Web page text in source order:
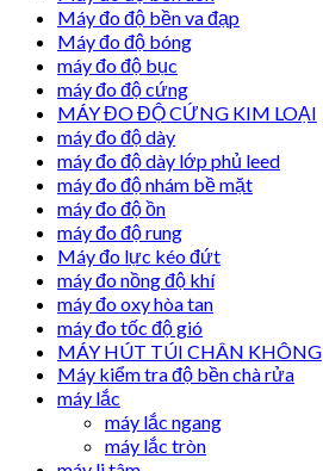
Máy đo độ bền va đạp
Máy đo độ bóng
máy đo độ bục
máy đo độ cứng
MÁY ĐO ĐỘ CỨNG KIM LOẠI
máy đo độ dày
máy đo độ dày lớp phủ leed
máy đo độ nhám bề mặt
máy đo độ ồn
máy đo độ rung
Máy đo lực kéo đứt
máy đo nồng độ khí
máy đo oxy hòa tan
máy đo tốc độ gió
MÁY HÚT TÚI CHÂN KHÔNG
Máy kiểm tra độ bền chà rửa
máy lắc
máy lắc ngang
máy lắc tròn